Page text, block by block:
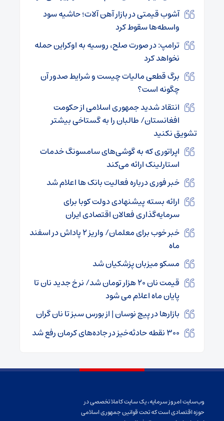
آشوب قیمتی در بازار آهن ‌آلات؛ حاشیه سود
واسطه‌ها سقوط کرد
ترامپ: در صورت صلح، روسیه به اوکراین حمله
نخواهد کرد
برگ قطعی مالیات چیست و شرایط صدور آن
چگونه است؟
انتقاد شدید جمهوری اسلامی از حکومت
افغانستان/ طالبان را به گستاخی بیشتر
تشویق نکنید
اپراتوری که به گوشی‌های سامسونگ خدمات
استارلینک ارائه می‌کند
خبر فوری درباره فعالیت بانک ها اعلام شد
ارائه بسته پیشنهادی دولت کوبا برای
سرمایه‌گذاری فعالان اقتصادی ایران
خبر خوب برای معلمان/ واریز ۲ پاداش در اسفند
ماه
مسکو میزبان پزشکیان شد
قیمت نان ۲۰ هزار تومان شد/ نرخ جدید نان تا
پایان ماه اعلام می شود
بازارها در پیچ نوسان | از بورس سبز تا نان گران
۳۰۰ نقطه حادثه‌خیز در جاده‌های کرمان رفع شد
وب‌سایت امروز سرمایه، یک سایت کاملا تخصصی در
حوزه اقتصادی است که تحت قوانین جمهوری اسلامی